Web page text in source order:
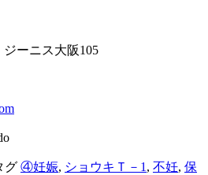
ーニス大阪105
グ ④妊娠, ショウキＴ－1, 不妊, 保